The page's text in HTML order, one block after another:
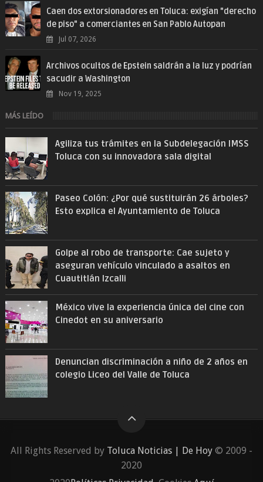
Caen dos extorsionadores en Toluca: exigían "derecho
de piso" a comerciantes en San Pablo Autopan
Jul 07, 2026
Archivos ocultos de Epstein saldrán a la luz y podrían
sacudir a Washington
Nov 19, 2025
MÁS LEÍDO
Agiliza tus trámites en la Subdelegación IMSS
Toluca con su innovadora sala digital
Paseo Colón: ¿Por qué sustituirán 26 árboles?
Esto explica el Ayuntamiento de Toluca
Golpe al robo de transporte: Cae sujeto y
aseguran vehículo vinculado a asaltos en
Cuautitlán Izcalli
México vive la experiencia única del cine con
Cinedot en su aniversario
Denuncian discriminación a niño de 2 años en
colegio Liceo del Valle de Toluca
All Rights Reserved by Toluca Noticias | De Hoy © 2009 -
2020